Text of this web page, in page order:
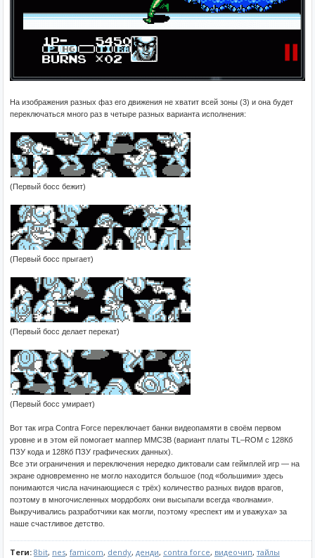
На изображения разных фаз его движения не хватит всей зоны (3) и она будет
переключаться много раз в четыре разных варианта исполнения:
(Первый босс бежит)
(Первый босс прыгает)
(Первый босс делает перекат)
(Первый босс умирает)
Вот так игра Contra Force переключает банки видеопамяти в своём первом
уровне и в этом ей помогает маппер MMC3B (вариант платы TL–ROM с 128Кб
ПЗУ кода и 128Кб ПЗУ графических данных).
Все эти ограничения и переключения нередко диктовали сам геймплей игр — на
экране одновременно не могло находится большое (под «большими» здесь
понимаются числа начинающиеся с трёх) количество разных видов врагов,
поэтому в многочисленных мордобоях они высыпали всегда «волнами».
Выкручивались разработчики как могли, поэтому «респект им и уважуха» за
наше счастливое детство.
Теги: 8bit, nes, famicom, dendy, денди, contra force, видеочип, тайлы